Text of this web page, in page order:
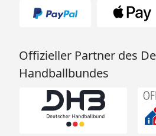
Offizieller Partner des
Handballbundes